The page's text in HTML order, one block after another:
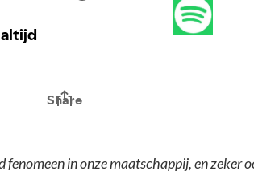
in onze maatschappij, en zeker